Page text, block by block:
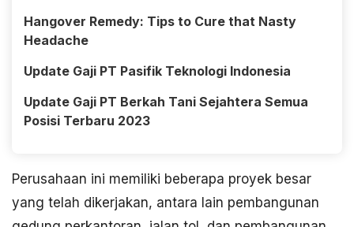
Hangover Remedy: Tips to Cure that Nasty
Headache
Update Gaji PT Pasifik Teknologi Indonesia
Update Gaji PT Berkah Tani Sejahtera Semua
Posisi Terbaru 2023
Perusahaan ini memiliki beberapa proyek besar
yang telah dikerjakan, antara lain pembangunan